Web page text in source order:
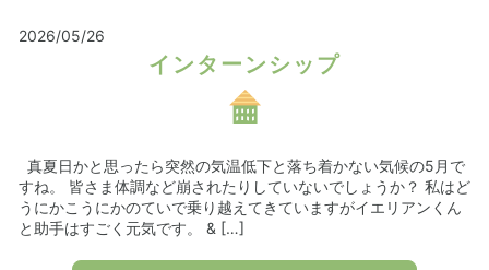
2026/05/26
インターンシップ
真夏日かと思ったら突然の気温低下と落ち着かない気候の5月で
すね。 皆さま体調など崩されたりしていないでしょうか？ 私はど
うにかこうにかのていで乗り越えてきていますがイエリアンくん
と助手はすごく元気です。 & […]